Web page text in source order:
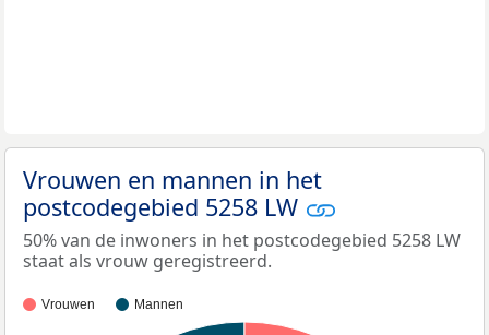
Vrouwen en mannen in het
postcodegebied 5258 LW
50% van de inwoners in het postcodegebied 5258 LW
staat als vrouw geregistreerd.
Vrouwen Mannen